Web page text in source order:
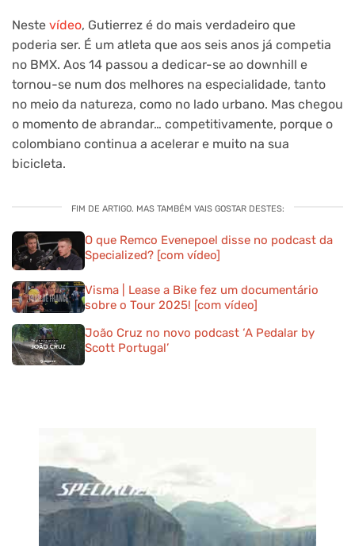
Neste vídeo, Gutierrez é do mais verdadeiro que
poderia ser. É um atleta que aos seis anos já competia
no BMX. Aos 14 passou a dedicar-se ao downhill e
tornou-se num dos melhores na especialidade, tanto
no meio da natureza, como no lado urbano. Mas chegou
o momento de abrandar… competitivamente, porque o
colombiano continua a acelerar e muito na sua
bicicleta.
FIM DE ARTIGO. MAS TAMBÉM VAIS GOSTAR DESTES:
O que Remco Evenepoel disse no podcast da
Specialized? [com vídeo]
Visma | Lease a Bike fez um documentário
sobre o Tour 2025! [com vídeo]
João Cruz no novo podcast ‘A Pedalar by
Scott Portugal’